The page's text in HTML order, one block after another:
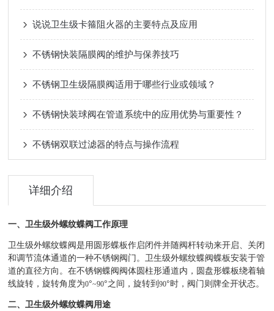
说说卫生级卡箍阻火器的主要特点及应用
不锈钢快装隔膜阀的维护与保养技巧
不锈钢卫生级隔膜阀适用于哪些行业或领域？
不锈钢快装球阀在管道系统中的应用优势与重要性？
不锈钢双联过滤器的特点与操作流程
详细介绍
一、卫生级外螺纹蝶阀工作原理
卫生级外螺纹蝶阀是用圆形蝶板作启闭件并随阀杆转动来开启、关闭
和调节流体通道的一种不锈钢阀门。卫生级外螺纹蝶阀蝶板安装于管
道的直径方向。在不锈钢蝶阀阀体圆柱形通道内，圆盘形蝶板绕着轴
线旋转，旋转角度为0°~90°之间，旋转到90°时，阀门则牌全开状态。
二、卫生级外螺纹蝶阀用途